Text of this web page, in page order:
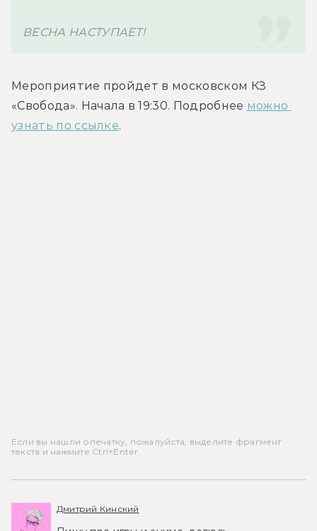
ВЕСНА НАСТУПАЕТ!
Мероприятие пройдет в московском КЗ
«Свобода». Начала в 19:30. Подробнее можно
узнать по ссылке.
Если вы нашли опечатку, пожалуйста, выделите фрагмент
текста и нажмите Ctrl+Enter.
Дмитрий Кинский